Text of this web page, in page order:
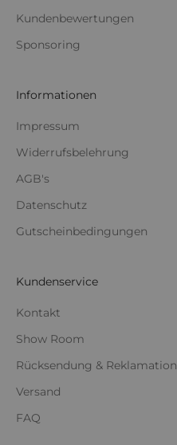
Kundenbewertungen
Sponsoring
Informationen
Impressum
Widerrufsbelehrung
AGB's
Datenschutz
Gutscheinbedingungen
Kundenservice
Kontakt
Show Room
Rücksendung & Reklamation
Versand
FAQ